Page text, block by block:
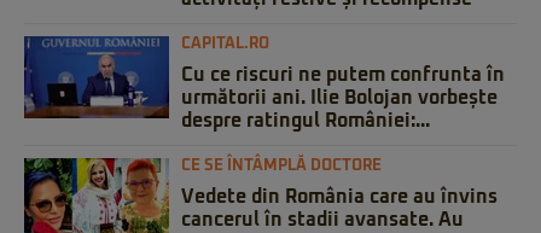
CAPITAL.RO
Cu ce riscuri ne putem confrunta în
următorii ani. Ilie Bolojan vorbește
despre ratingul României:...
CE SE ÎNTÂMPLĂ DOCTORE
Vedete din România care au învins
cancerul în stadii avansate. Au